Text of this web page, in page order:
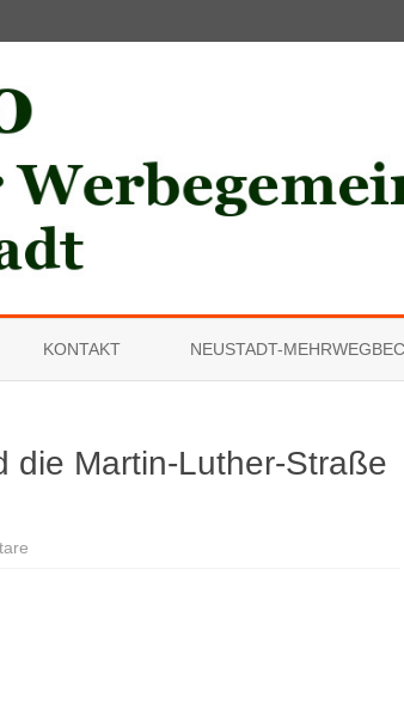
to
KONTAKT NEUSTADT-
die Martin-Luther-Straße